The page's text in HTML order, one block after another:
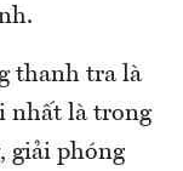
thanh tra là
nhất là trong
giải phóng